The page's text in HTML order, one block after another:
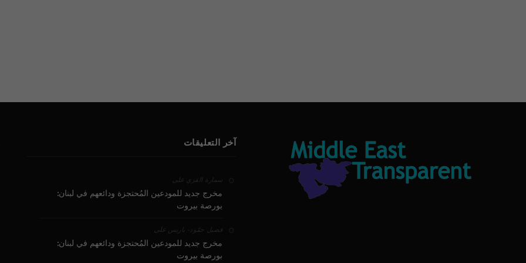
آخر التعليقات
سمارة القزي على
مخرج جديد للمودعين المُحتجزة ودائعهم في لبنان:
بورصة بيروت
فضيل حمّود - باريس على
مخرج جديد للمودعين المُحتجزة ودائعهم في لبنان:
بورصة بيروت